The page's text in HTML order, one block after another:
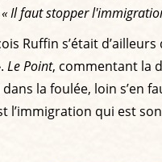
« Il faut stopper
Ruffin s’était d’ailleurs
. Le Point, commentant la
la foulée, loin
l’immigration qui est